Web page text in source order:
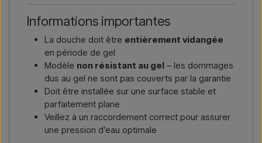
Informations importantes
La douche doit être entièrement vidangée
en période de gel
Modèle non résistant au gel – les dommages
dus au gel ne sont pas couverts par la garantie
Doit être installée sur une surface stable et
parfaitement plane
Veillez à un raccordement correct pour assurer
une pression d’eau optimale